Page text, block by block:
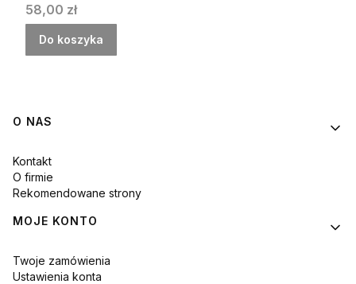
Cena
58,00 zł
Do koszyka
Linki w stopce
O NAS
Kontakt
O firmie
Rekomendowane strony
MOJE KONTO
Twoje zamówienia
Ustawienia konta